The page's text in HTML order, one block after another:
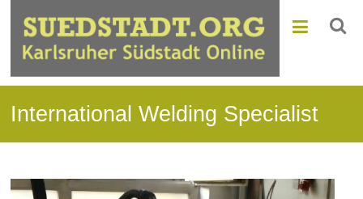
International Welding Specialist